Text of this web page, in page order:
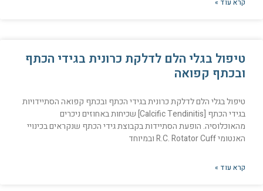
קרא עוד »
טיפול בגלי הלם לדלקת כרונית בגידי הכתף
ובכתף קפואה
טיפול בגלי הלם לדלקת כרונית בגידי הכתף ובכתף קפואה הסתיידויות
בגידי הכתף [Calcific Tendinitis] שכיחות באחוזים ניכרים
מהאוכלוסיה. הופעת הסתיידות בקבוצת גידי הכתף שנקראים בכינויי
האנטומי R.C. Rotator Cuff ובמיוחד
קרא עוד »